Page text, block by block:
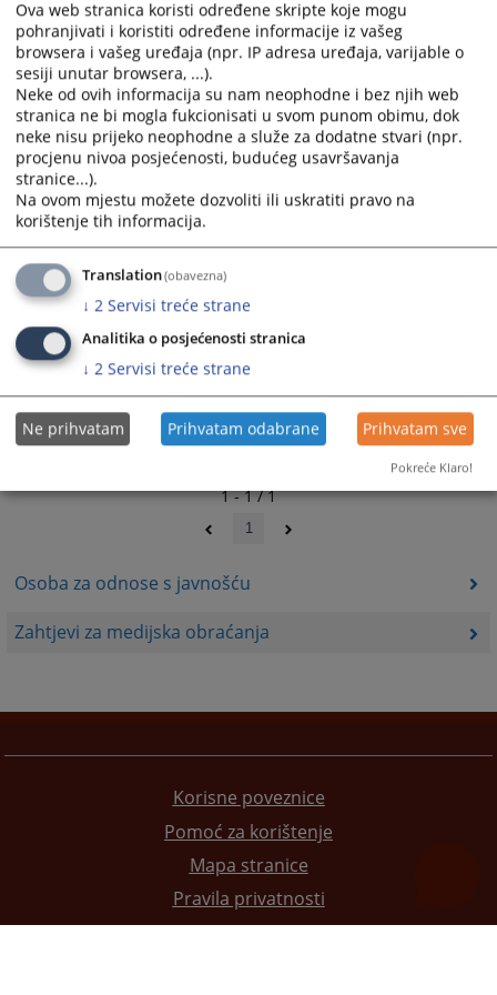
Osoba za odnose s javnošću
Zahtjevi za medijska obraćanja
and
select
a
date.
Press
the
question
mark
key
get
the
keyboard
shortcuts
for
dates.
and
select
a
date.
Press
the
question
mark
key
the
keyboard
shortcuts
for
dates.
1 - 1 / 1
1
Korisne poveznice
Pomoć za korištenje
Mapa stranice
Pravila privatnosti
Ova web stranica koristi određene skripte koje mogu
pohranjivati i koristiti određene informacije iz vašeg
browsera i vašeg uređaja (npr. IP adresa uređaja, varijable o
sesiji unutar browsera, ...).
Neke od ovih informacija su nam neophodne i bez njih web
stranica ne bi mogla fukcionisati u svom punom obimu, dok
neke nisu prijeko neophodne a služe za dodatne stvari (npr.
procjenu nivoa posjećenosti, budućeg usavršavanja
stranice...).
Na ovom mjestu možete dozvoliti ili uskratiti pravo na
korištenje tih informacija.
Translation(obavezna)
↓ 2 Servisi treće strane
Analitika o posjećenosti stranica
↓ 2 Servisi treće strane
Ne prihvatam Prihvatam odabrane Prihvatam sve
Pokreće Klaro!